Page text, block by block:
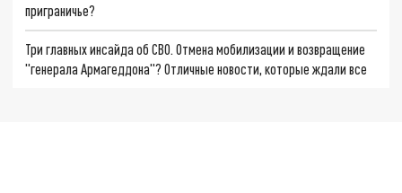
приграничье?
Три главных инсайда об СВО. Отмена мобилизации и возвращение
"генерала Армагеддона"? Отличные новости, которые ждали все